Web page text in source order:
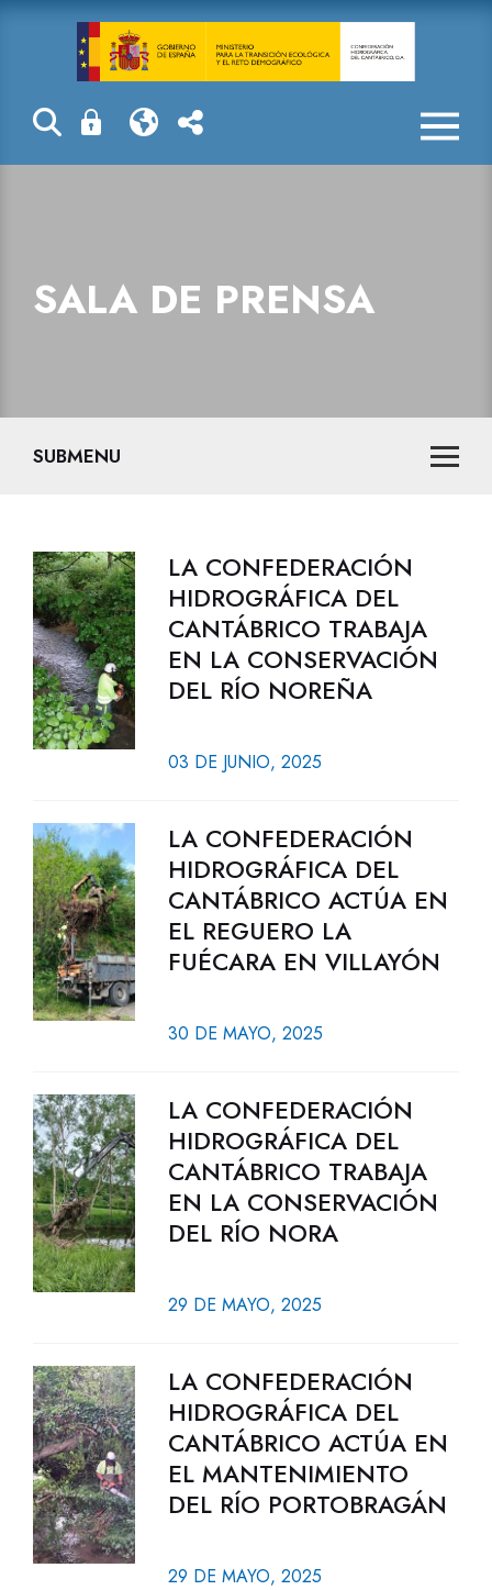
Sala de prensa
SALA DE PRENSA
SUBMENU
LA CONFEDERACIÓN
HIDROGRÁFICA DEL
CANTÁBRICO TRABAJA
EN LA CONSERVACIÓN
DEL RÍO NOREÑA
03 DE JUNIO, 2025
LA CONFEDERACIÓN
HIDROGRÁFICA DEL
CANTÁBRICO ACTÚA EN
EL REGUERO LA
FUÉCARA EN VILLAYÓN
30 DE MAYO, 2025
LA CONFEDERACIÓN
HIDROGRÁFICA DEL
CANTÁBRICO TRABAJA
EN LA CONSERVACIÓN
DEL RÍO NORA
29 DE MAYO, 2025
LA CONFEDERACIÓN
HIDROGRÁFICA DEL
CANTÁBRICO ACTÚA EN
EL MANTENIMIENTO
DEL RÍO PORTOBRAGÁN
29 DE MAYO, 2025